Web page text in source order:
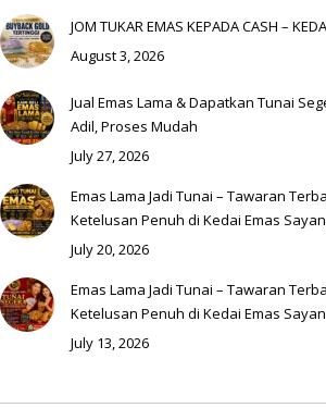
JOM TUKAR EMAS KEPADA CASH –
August 3, 2026
Jual Emas Lama & Dapatkan Tunai
Adil, Proses Mudah
July 27, 2026
Emas Lama Jadi Tunai – Tawaran
Ketelusan Penuh di Kedai Emas
July 20, 2026
Emas Lama Jadi Tunai – Tawaran
Ketelusan Penuh di Kedai Emas
July 13, 2026